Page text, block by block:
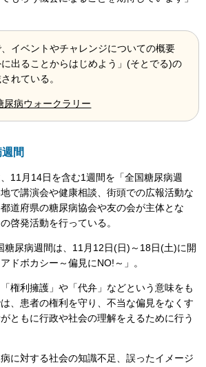
イベントやチャレンジについての概要
出ることからはじめよう」(そとでる)の
れている。
尿病ウォークラリー
間
11月14日を含む1週間を「全国糖尿病週
で講演会や健康相談、街頭での広報活動な
道府県の糖尿病協会や友の会が主体とな
啓発活動を行っている。
尿病週間は、11月12日(日)～18日(土)に開
ドボカシー～偏見にNO!～」。
権利擁護」や「代弁」などという意味をも
、患者の権利を守り、不当な偏見をなくす
ともに行政や社会の理解をえるために行う
に対する社会の知識不足、誤ったイメージ